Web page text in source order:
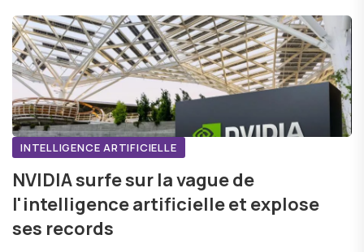
INTELLIGENCE ARTIFICIELLE
NVIDIA surfe sur la vague de
l'intelligence artificielle et explose
ses records